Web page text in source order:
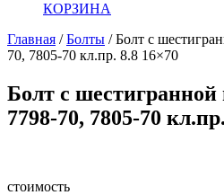
КОРЗИНА
Главная /Болты / Болт с
70, 7805-70 кл.пр. 8.8 16×70
Болт с
7798-70, 7805-70
стоимость